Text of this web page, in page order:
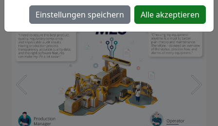
Einstellungen speichern Alle akzeptieren